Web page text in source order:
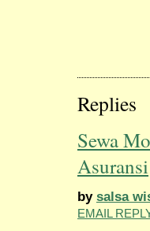
Replies
Sewa
Asuransi
by salsa
EMAIL